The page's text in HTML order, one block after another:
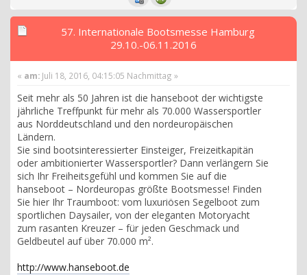
57. Internationale Bootsmesse Hamburg
29.10.-06.11.2016
« am: Juli 18, 2016, 04:15:05 Nachmittag »
Seit mehr als 50 Jahren ist die hanseboot der wichtigste
jährliche Treffpunkt für mehr als 70.000 Wassersportler
aus Norddeutschland und den nordeuropäischen
Ländern.
Sie sind bootsinteressierter Einsteiger, Freizeitkapitän
oder ambitionierter Wassersportler? Dann verlängern Sie
sich Ihr Freiheitsgefühl und kommen Sie auf die
hanseboot – Nordeuropas größte Bootsmesse! Finden
Sie hier Ihr Traumboot: vom luxuriösen Segelboot zum
sportlichen Daysailer, von der eleganten Motoryacht
zum rasanten Kreuzer – für jeden Geschmack und
Geldbeutel auf über 70.000 m².
http://www.hanseboot.de